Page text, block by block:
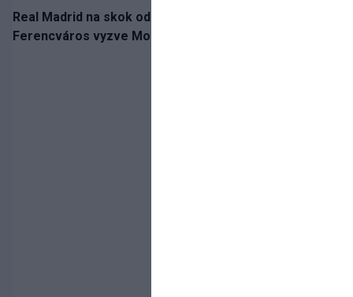
Real Madrid na skok od Slovenska: Borbélyho
Ferencváros vyzve Mourinhove hviezdy